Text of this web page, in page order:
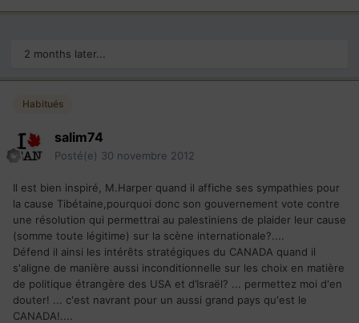
2 months later...
Habitués
salim74
Posté(e) 30 novembre 2012
Il est bien inspiré, M.Harper quand il affiche ses sympathies pour
la cause Tibétaine,pourquoi donc son gouvernement vote contre
une résolution qui permettrai au palestiniens de plaider leur cause
(somme toute légitime) sur la scène internationale?....
Défend il ainsi les intérêts stratégiques du CANADA quand il
s'aligne de manière aussi inconditionnelle sur les choix en matière
de politique étrangère des USA et d’Israël? ... permettez moi d'en
douter! ... c'est navrant pour un aussi grand pays qu'est le
CANADA!....